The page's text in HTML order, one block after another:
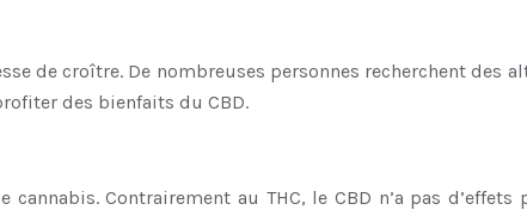
de croître. De nombreuses personnes recherchent
des bienfaits du CBD.
Contrairement au THC, le CBD n’a pas